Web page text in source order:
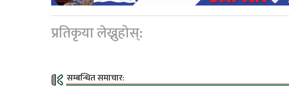
प्रतिकृया लेख्नुहोस्:
सम्बन्धित समाचार: